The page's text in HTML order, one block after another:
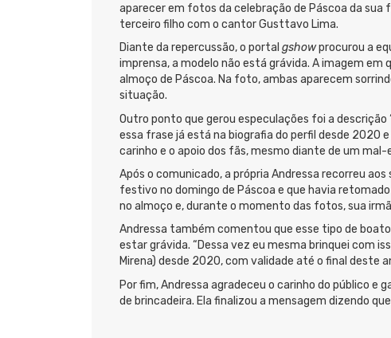
aparecer em fotos da celebração de Páscoa da sua
terceiro filho com o cantor Gusttavo Lima.
Diante da repercussão, o portal gshowprocurou a
imprensa, a modelo não está grávida. A imagem
almoço de Páscoa. Na foto, ambas aparecem
situação.
Outro ponto que gerou especulações foi a descrição
essa frase já está na biografia do perfil desde 2020
carinho e o apoio dos fãs, mesmo diante de um mal-
Após o comunicado, a própria Andressa recorreu
festivo no domingo de Páscoa e que havia
no almoço e, durante o momento das fotos, sua
Andressa também comentou que esse tipo de
estar grávida. “Dessa vez eu mesma brinquei com
Mirena) desde 2020, com validade até o final deste
Por fim, Andressa agradeceu o carinho do público e
de brincadeira. Ela finalizou a mensagem dizendo